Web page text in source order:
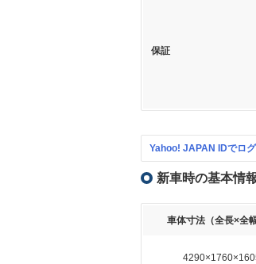
保証
Yahoo! JAPAN IDでロ
新車時の基本情
車体寸法（全長×全